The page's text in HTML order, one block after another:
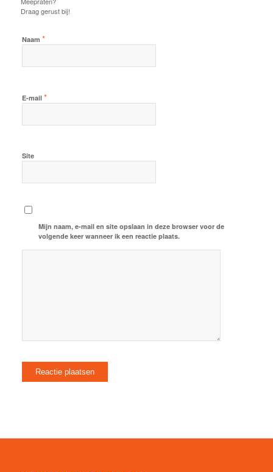
Draag gerust bij!
Naam *
E-mail *
Site
Mijn naam, e-mail en site opslaan in deze browser voor de
volgende keer wanneer ik een reactie plaats.